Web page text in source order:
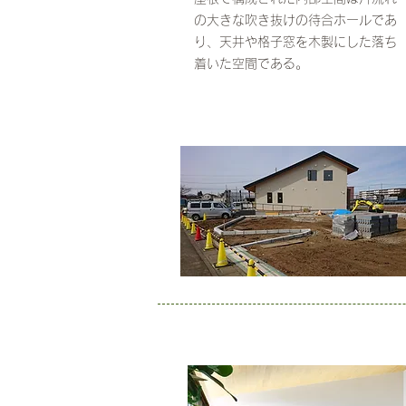
の大きな吹き抜けの待合ホールであ
り、天井や格子窓を木製にした落ち
着いた空間である。